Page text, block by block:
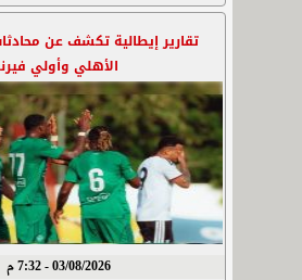
تقارير إيطالية تكشف عن
الأهلي وأولي
03/08/2026 - 7:32 م